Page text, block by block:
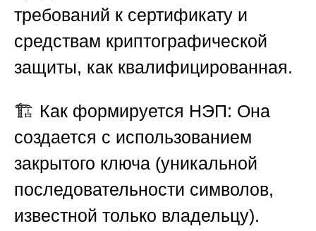
требований к сертификату и
средствам криптографической
защиты, как квалифицированная.
🏗 ️ Как формируется НЭП: Она
создается с использованием
закрытого ключа (уникальной
последовательности символов,
известной только владельцу).